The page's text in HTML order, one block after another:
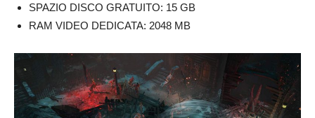
SPAZIO DISCO GRATUITO: 15 GB
RAM VIDEO DEDICATA: 2048 MB